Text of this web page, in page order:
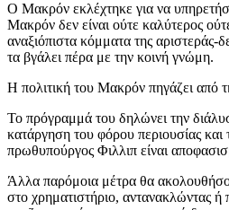
Ο Mακρόν εκλέχτηκε για να
Mακρόν δεν είναι ούτε καλύτερος
αναξιόπιστα κόμματα της αριστεράς-
τα βγάλει πέρα με την κοινή γνώμη.
Η πολιτική του Mακρόν πηγάζει από
Το πρόγραμμά του δηλώνει την
κατάργηση του φόρου περιουσίας
πρωθυπούργος Φιλλιπ είναι
Άλλα παρόμοια μέτρα θα
στο χρηματιστήριο, αντανακλώντας